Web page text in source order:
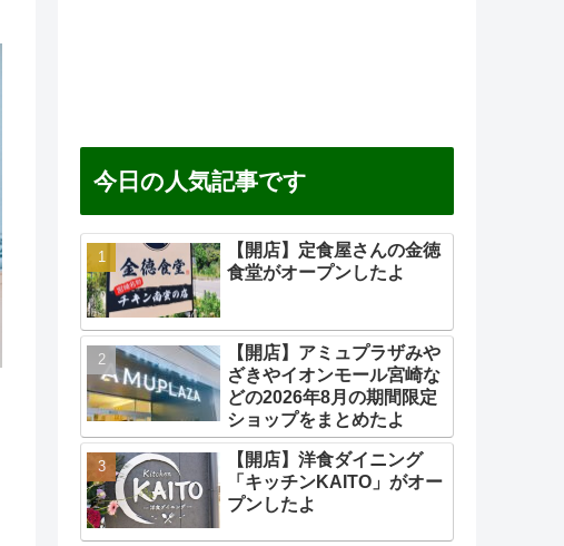
今日の人気記事です
【開店】定食屋さんの金徳
食堂がオープンしたよ
【開店】アミュプラザみや
ざきやイオンモール宮崎な
どの2026年8月の期間限定
ショップをまとめたよ
【開店】洋食ダイニング
「キッチンKAITO」がオー
プンしたよ